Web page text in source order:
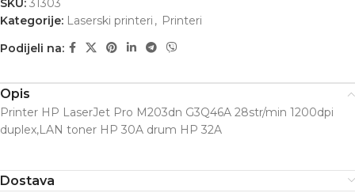
SKU: 31303
Kategorije: Laserski printeri , Printeri
Podijeli na:
Opis
Printer HP LaserJet Pro M203dn G3Q46A 28str/min 1200dpi
duplex,LAN toner HP 30A drum HP 32A
Dostava